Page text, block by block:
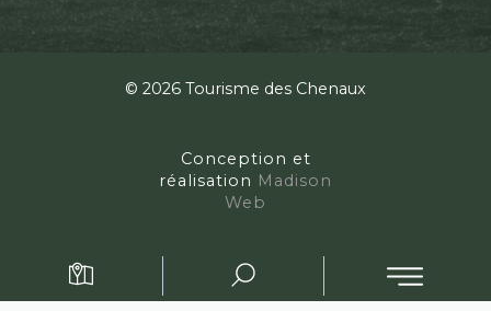
© 2026 Tourisme des Chenaux
Conception et
réalisation Madison
Web